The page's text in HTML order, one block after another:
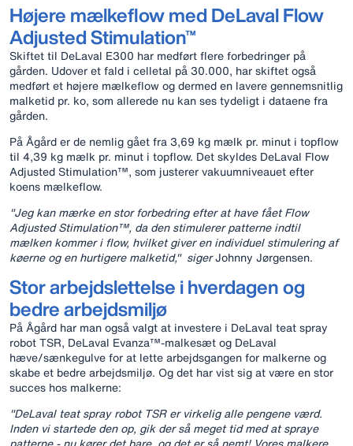
Højere mælkeflow med DeLaval Flow
Adjusted Stimulation™
Skiftet til DeLaval E300 har medført flere forbedringer på
gården. Udover et fald i celletal på 30.000, har skiftet også
medført et højere mælkeflow og dermed en lavere gennemsnitlig
malketid pr. ko, som allerede nu kan ses tydeligt i dataene fra
gården.
På Ågård er de nemlig gået fra 3,69 kg mælk pr. minut i topflow
til 4,39 kg mælk pr. minut i topflow. Det skyldes DeLaval Flow
Adjusted Stimulation™, som justerer vakuumniveauet efter
koens mælkeflow.
"Jeg kan mærke en stor forbedring efter at have fået Flow
Adjusted Stimulation™, da den stimulerer patterne indtil
mælken kommer i flow, hvilket giver en individuel stimulering af
køerne og en hurtigere malketid," sigerJohnny Jørgensen.
Stor arbejdslettelse i hverdagen og
bedre arbejdsmiljø
På Ågård har man også valgt at investere i DeLaval teat spray
robot TSR, DeLaval Evanza™-malkesæt og DeLaval
hæve/sænkegulve for at lette arbejdsgangen for malkerne og
skabe et bedre arbejdsmiljø. Og det har vist sig at være en stor
succes hos malkerne:
"DeLaval teat spray robot TSR er virkelig alle pengene værd.
Inden vi startede den op, gik der så meget tid med at spraye